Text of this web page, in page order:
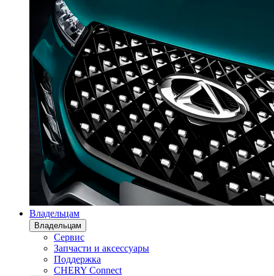
Владельцам
Владельцам
Сервис
Запчасти и аксессуары
Поддержка
CHERY Connect